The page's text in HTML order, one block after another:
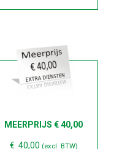
MEERPRIJS € 40,00
€ 40,00 (excl. BTW)